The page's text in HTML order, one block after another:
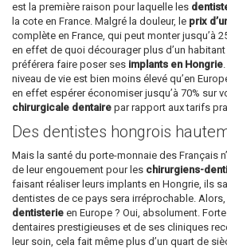
est la première raison pour laquelle les
la cote en France. Malgré la douleur, le prix
complète en France, qui peut monter jusqu’à
en effet de quoi décourager plus d’un habitant
préférera faire poser ses implants en Hongrie
niveau de vie est bien moins élevé qu’en
en effet espérer économiser jusqu’à 70% sur
chirurgicale dentaire par rapport aux tarifs
Des dentistes hongrois
Mais la santé du porte-monnaie des Français
de leur engouement pour les chirurgiens-
faisant réaliser leurs implants en Hongrie, ils
dentistes de ce pays sera irréprochable. Alors,
dentisterie en Europe ? Oui, absolument.
dentaires prestigieuses et de ses cliniques
leur soin, cela fait même plus d’un quart de